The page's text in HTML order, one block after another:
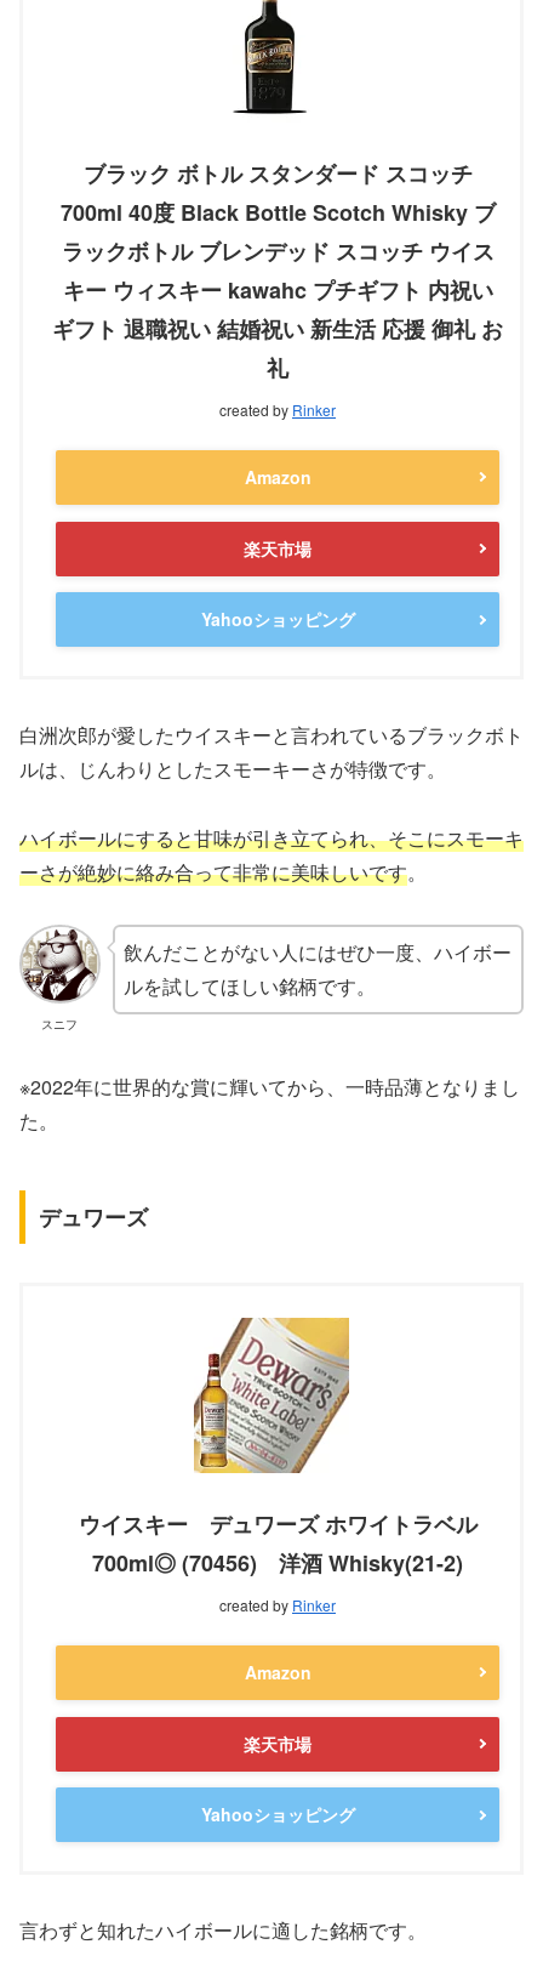
ブラック ボトル スタンダード スコッチ
700ml 40度 Black Bottle Scotch Whisky ブ
ラックボトル ブレンデッド スコッチ ウイス
キー ウィスキー kawahc プチギフト 内祝い
ギフト 退職祝い 結婚祝い 新生活 応援 御礼 お
礼
created by Rinker
Amazon
楽天市場
Yahooショッピング
白洲次郎が愛したウイスキーと言われているブラックボト
ルは、じんわりとしたスモーキーさが特徴です。
ハイボールにすると甘味が引き立てられ、そこにスモーキ
ーさが絶妙に絡み合って非常に美味しいです。
スニフ
飲んだことがない人にはぜひ一度、ハイボー
ルを試してほしい銘柄です。
※2022年に世界的な賞に輝いてから、一時品薄となりまし
た。
デュワーズ
ウイスキー デュワーズ ホワイトラベル
700ml◎ (70456) 洋酒 Whisky(21-2)
created by Rinker
Amazon
楽天市場
Yahooショッピング
言わずと知れたハイボールに適した銘柄です。